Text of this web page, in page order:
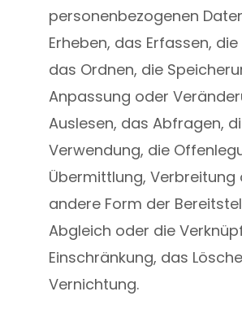
personenbezogenen
Erheben, das Erfassen,
das Ordnen, die
Anpassung oder
Auslesen, das Abfragen,
Verwendung, die
Übermittlung, Verbreitung
andere Form der
Abgleich oder die
Einschränkung, das
Vernichtung.